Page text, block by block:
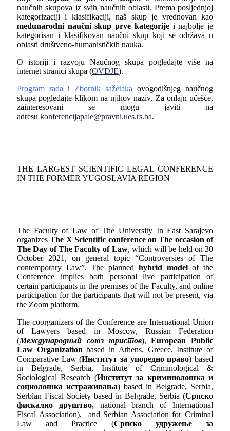
naučnih skupova iz svih naučnih oblasti. Prema posljednjoj
kategorizaciji i klasifikaciji, naš skup je vrednovan kao
međunarodni naučni skup prve kategorijei najbolje je
kategorisan i klasifikovan naučni skup koji se održava u
oblasti društveno-humanističkih nauka.
O istoriji i razvoju Naučnog skupa pogledajte više na
internet stranici skupa (OVDJE).
Program rada i Zbornik sažetaka ovogodišnjeg naučnog
skupa pogledajte klikom na njihov naziv. Za onlajn učešće,
zainteresovani se mogu javiti na
adresu konferencijapale@pravni.ues.rs.ba.
THE LARGEST SCIENTIFIC LEGAL CONFERENCE
IN THE FORMER YUGOSLAVIA REGION
The Faculty of Law of The University In East Sarajevo
organizesThe X Scientific conference on The occasion of
The Day of The Faculty of Law, which will be held on 30
October 2021, on general topic “Controversies of The
contemporary Law”. The planned hybrid modelof the
Conference implies both personal live participation of
certain participants in the premises of the Faculty, and online
participation for the participants that will not be present, via
the Zoom platform.
The coorganizers of the Conference are International Union
of Lawyers based in Moscow, Russian Federation
(Международный союз юристов),European Public
Law Organization based in Athens, Greece, Institute of
Comparative Law (Институт за упоредно право) based
in Belgrade, Serbia, Institute of Criminological &
Sociological Research (Институт за криминолошка и
социолошка истраживања) based in Belgrade, Serbia,
Serbian Fiscal Society based in Belgrade, Serbia (Српско
фискално друштво,national branch of International
Fiscal Association), and Serbian Association for Criminal
Law and Practice (Српско удружење за